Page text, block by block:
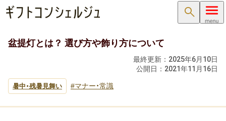
検索
内祝い･お返し
内祝い･お返しTOP
盆提灯とは？ 選び方や飾り方について
最終更新： 2025年6月10日
公開日： 2021年11月16日
暑中・残暑見舞い マナー・常識